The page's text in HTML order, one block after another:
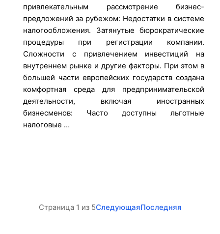
привлекательным рассмотрение бизнес-
предложений за рубежом: Недостатки в системе
налогообложения. Затянутые бюрократические
процедуры при регистрации компании.
Сложности с привлечением инвестиций на
внутреннем рынке и другие факторы. При этом в
большей части европейских государств создана
комфортная среда для предпринимательской
деятельности, включая иностранных
бизнесменов: Часто доступны льготные
налоговые …
Страница 1 из 5СледующаяПоследняя